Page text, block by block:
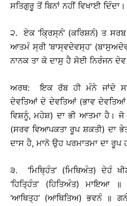
ਸਤਿਗੁਰੂ ਤੋਂ ਬਿਨਾਂ ਨਹੀਂ ਵਿਖਾਈ ਦਿੰਦਾ।
੨. ਏਕ ‘ਕ੍ਰਿਸ੍ਨੰ’ (ਕਰਿਸ਼ਨੰ) ਤ
ਆਤਮੰ ਸ੍ਰੀ ‘ਬਾਸ੍ਵਦੇਵਸ੍ਹ’
ਨਾਨਕ ਤਾ ਕੋ ਦਾਸੁ ਹੈ ਸੋਈ ਨਿਰੰਜਨ
ਅਰਥ: ਇਕ ਰੱਬ ਹੀ ਮੰਨੇ ਜਾਂਦੇ
ਦੇਵਤਿਆਂ ਦੇ ਦੇਵਤਿਆਂ (ਭਾਵ ਦੇਵਤਿਆਂ
ਵਿਸ਼ਨੂੰ, ਮਹੇਸ਼) ਦਾ ਭੀ ਆਤਮਾ ਹੈ।
(ਸਰਵ ਵਿਆਪਕਤਾ ਰੂਪ ਸ਼ਕਤੀ) ਦਾ
ਦਾਸ ਹੈ, ਮਾਨੋ ਉਹ ਪਰਮਾਤਮਾ ਦਾ ਰੂਪ
੩. ‘ਮਿਥ੍ਹਿੰਤ’ (ਮਿਥਿਅੰਤ) ਦੇਹੰ
‘ਹਿਤ੍ਹਿੰਤ’ (ਹਿਤਿਅੰਤ) ਮਾਇਆ
‘ਆਥਿਤ੍ਹ’ (ਆਥਿਤਿਅ) ਭਵਨੰ ॥